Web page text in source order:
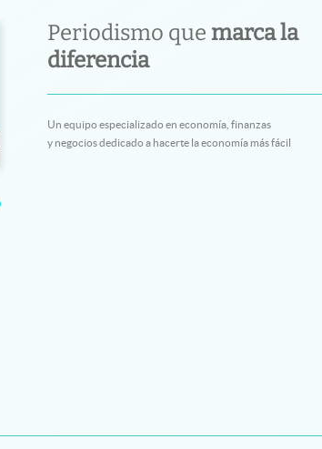
Periodismo que marca la
diferencia
Un equipo especializado en economía, finanzas
y negocios dedicado a hacerte la economía más fácil